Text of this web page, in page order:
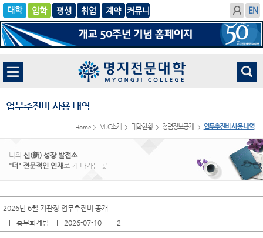
입학
글로
벌
평생 취업
계
약
업무추진비 사용 내역
Home > MJC소개 > 대학현황 > 청렴정보공개 > 업무추진비 사용 내역
나의 신(新) 성장 발전소
"더" 전문적인 인재로 커 나가는 곳
2026년 6월 기관장 업무추진비 공개
총무회계팀
2026-07-10 2